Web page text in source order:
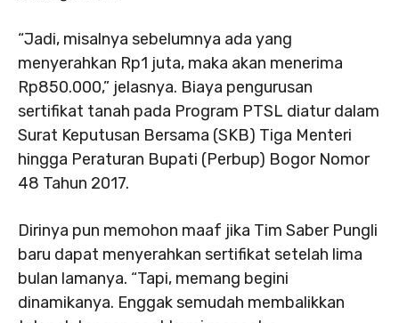
“Jadi, misalnya sebelumnya ada yang
menyerahkan Rp1 juta, maka akan menerima
Rp850.000,” jelasnya. Biaya pengurusan
sertifikat tanah pada Program PTSL diatur dalam
Surat Keputusan Bersama (SKB) Tiga Menteri
hingga Peraturan Bupati (Perbup) Bogor Nomor
48 Tahun 2017.
Dirinya pun memohon maaf jika Tim Saber Pungli
baru dapat menyerahkan sertifikat setelah lima
bulan lamanya. “Tapi, memang begini
dinamikanya. Enggak semudah membalikkan